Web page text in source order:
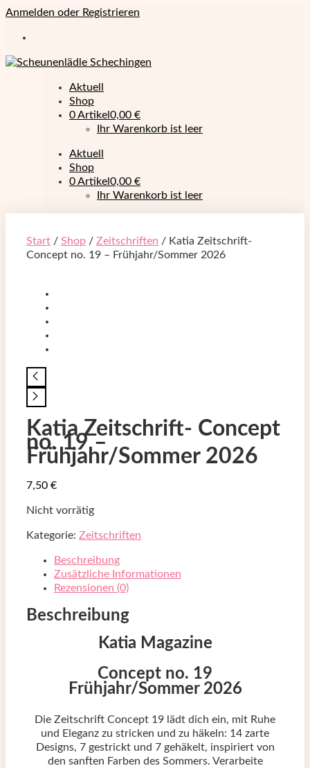
Anmelden oder Registrieren
Aktuell
Shop
0 Artikel 0,00 €
Ihr Warenkorb ist leer
Aktuell
Shop
0 Artikel 0,00 €
Ihr Warenkorb ist leer
Start / Shop / Zeitschriften / Katia Zeitschrift-
Concept no. 19 – Frühjahr/Sommer 2026
Katia Zeitschrift- Concept
no. 19 –
Frühjahr/Sommer 2026
7,50 €
Nicht vorrätig
Kategorie: Zeitschriften
Beschreibung
Zusätzliche Informationen
Rezensionen (0)
Beschreibung
Katia Magazine
Concept no. 19
Frühjahr/Sommer 2026
Die Zeitschrift Concept 19 lädt dich ein, mit Ruhe
und Eleganz zu stricken und zu häkeln: 14 zarte
Designs, 7 gestrickt und 7 gehäkelt, inspiriert von
den sanften Farben des Sommers. Verarbeite